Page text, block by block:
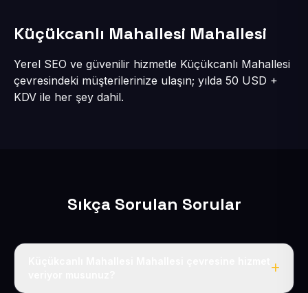
Küçükcanlı Mahallesi Mahallesi
Yerel SEO ve güvenilir hizmetle Küçükcanlı Mahallesi
çevresindeki müşterilerinize ulaşın; yılda 50 USD +
KDV ile her şey dahil.
Sıkça Sorulan Sorular